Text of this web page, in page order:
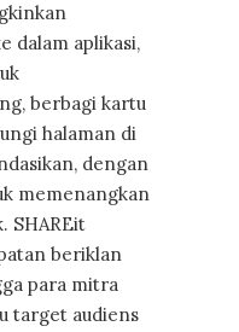
dalam aplikasi,
berbagi kartu
halaman di
dengan
memenangkan
SHAREit
beriklan
para mitra
target audiens